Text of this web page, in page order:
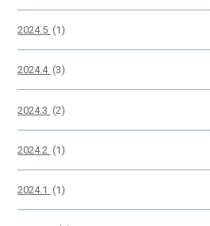
2024.5 (1)
2024.4 (3)
2024.3 (2)
2024.2 (1)
2024.1 (1)